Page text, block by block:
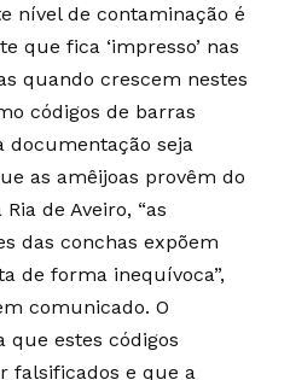
nível de contaminação é
que fica ‘impresso’ nas
quando crescem nestes
códigos de barras
documentação seja
as amêijoas provêm do
de Aveiro, “as
das conchas expõem
de forma inequívoca”,
comunicado. O
que estes códigos
falsificados e que a